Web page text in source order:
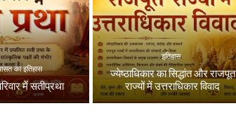
का इतिहास
में सतीप्रथा
इतिहास
ज्येष्ठाधिकार का सिद्धांत और राजपूत
राज्यों में उत्तराधिकार विवाद